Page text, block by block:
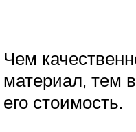
Чем
материал, тем
его стоимость.